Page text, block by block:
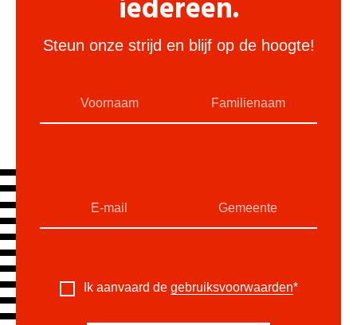
iedereen.
Steun onze strijd en blijf op de hoogte!
Ik aanvaard de gebruiksvoorwaarden*